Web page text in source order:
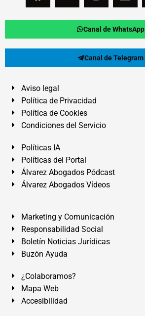
Canal de WhatsApp
Canal de Telegram
Aviso legal
Política de Privacidad
Política de Cookies
Condiciones del Servicio
Políticas IA
Políticas del Portal
Álvarez Abogados Pódcast
Álvarez Abogados Vídeos
Marketing y Comunicación
Responsabilidad Social
Boletín Noticias Jurídicas
Buzón Ayuda
¿Colaboramos?
Mapa Web
Accesibilidad